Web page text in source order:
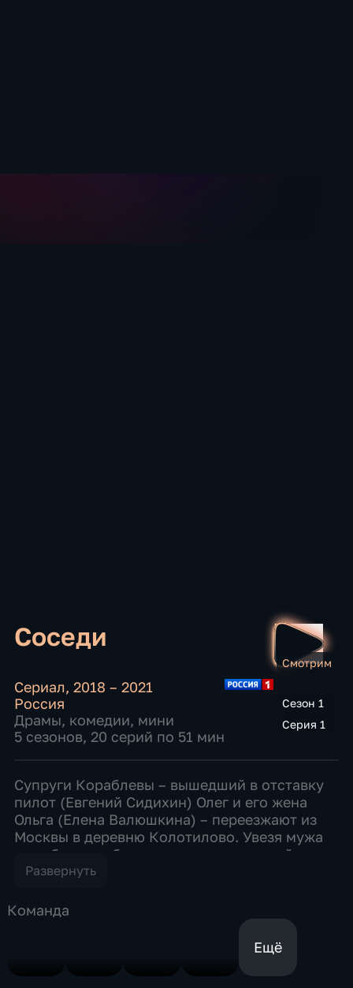
Соседи
Смотрим
Сезон 1
Серия 1
Сериал,2018 – 2021
Россия
Драмы, комедии, мини
5 сезонов, 20 серий по 51 мин
Супруги Кораблевы – вышедший в отставку
пилот (Евгений Сидихин) Олег и его жена
Ольга (Елена Валюшкина) – переезжают из
Москвы в деревню Колотилово. Увезя мужа
от соблазнов большого города и одной
одинокой вдовы (Жанна Эппле), Ольга
деревне медом не покажется. Конфликт с
соседями – деревенским трактористом
Николаем Ширшиковым (Владимир
Тимофеев) и его женой Татьяной (Юлия Ауг) –
начинается с мелочей, а заканчивается
Развернуть
Команда
Ещё